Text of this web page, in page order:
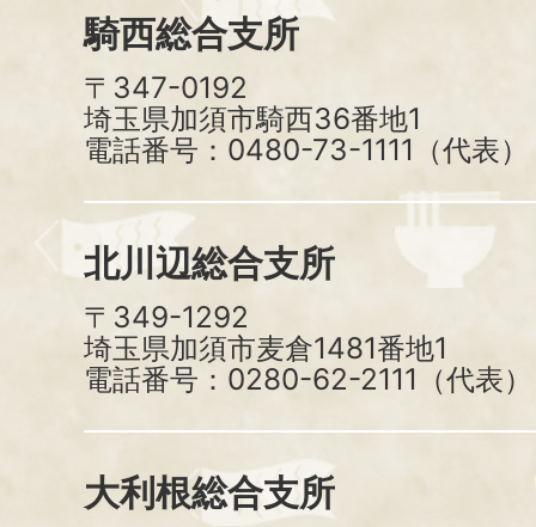
騎西総合支所
〒347-0192
埼玉県加須市騎西36番地1
電話番号：0480-73-1111（代表）
北川辺総合支所
〒349-1292
埼玉県加須市麦倉1481番地1
電話番号：0280-62-2111（代表）
大利根総合支所